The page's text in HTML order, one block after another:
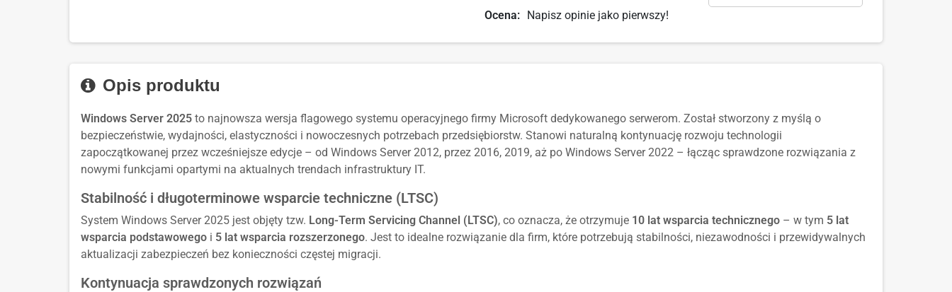
Ocena: Napisz opinie jako pierwszy!
Opis produktu
Windows Server 2025 to najnowsza wersja flagowego systemu operacyjnego firmy Microsoft dedykowanego serwerom. Został stworzony z myślą o
bezpieczeństwie, wydajności, elastyczności i nowoczesnych potrzebach przedsiębiorstw. Stanowi naturalną kontynuację rozwoju technologii
zapoczątkowanej przez wcześniejsze edycje – od Windows Server 2012, przez 2016, 2019, aż po Windows Server 2022 – łącząc sprawdzone rozwiązania z
nowymi funkcjami opartymi na aktualnych trendach infrastruktury IT.
Stabilność i długoterminowe wsparcie techniczne (LTSC)
System Windows Server 2025 jest objęty tzw. Long-Term Servicing Channel (LTSC), co oznacza, że otrzymuje 10 lat wsparcia technicznego – w tym 5 lat
wsparcia podstawowego i 5 lat wsparcia rozszerzonego. Jest to idealne rozwiązanie dla firm, które potrzebują stabilności, niezawodności i przewidywalnych
aktualizacji zabezpieczeń bez konieczności częstej migracji.
Kontynuacja sprawdzonych rozwiązań